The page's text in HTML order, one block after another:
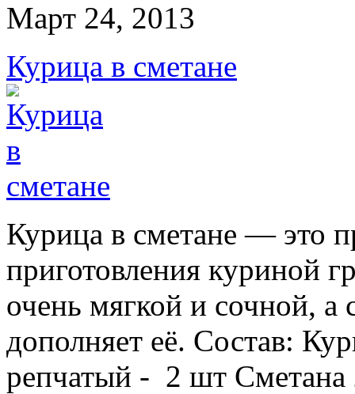
Март 24, 2013
Курица в сметане
Курица в сметане — это
приготовления куриной
очень мягкой и сочной, а
дополняет её. Состав:
репчатый - 2 шт